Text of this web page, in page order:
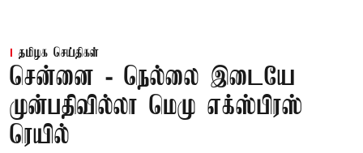
தமிழக செய்திகள்
சென்னை - நெல்லை இடையே
முன்பதிவில்லா மெமு எக்ஸ்பிரஸ்
ரெயில்